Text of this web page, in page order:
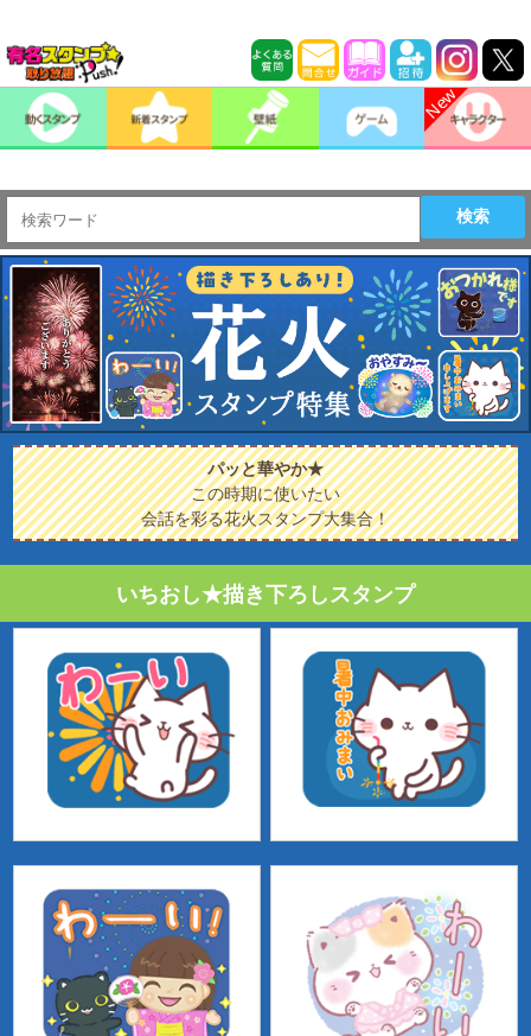
検索
パッと華やか★
この時期に使いたい
会話を彩る花火スタンプ大集合！
いちおし★描き下ろしスタンプ